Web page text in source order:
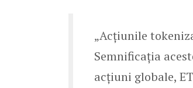
„Acțiunile
Semnificația
acțiuni globale,